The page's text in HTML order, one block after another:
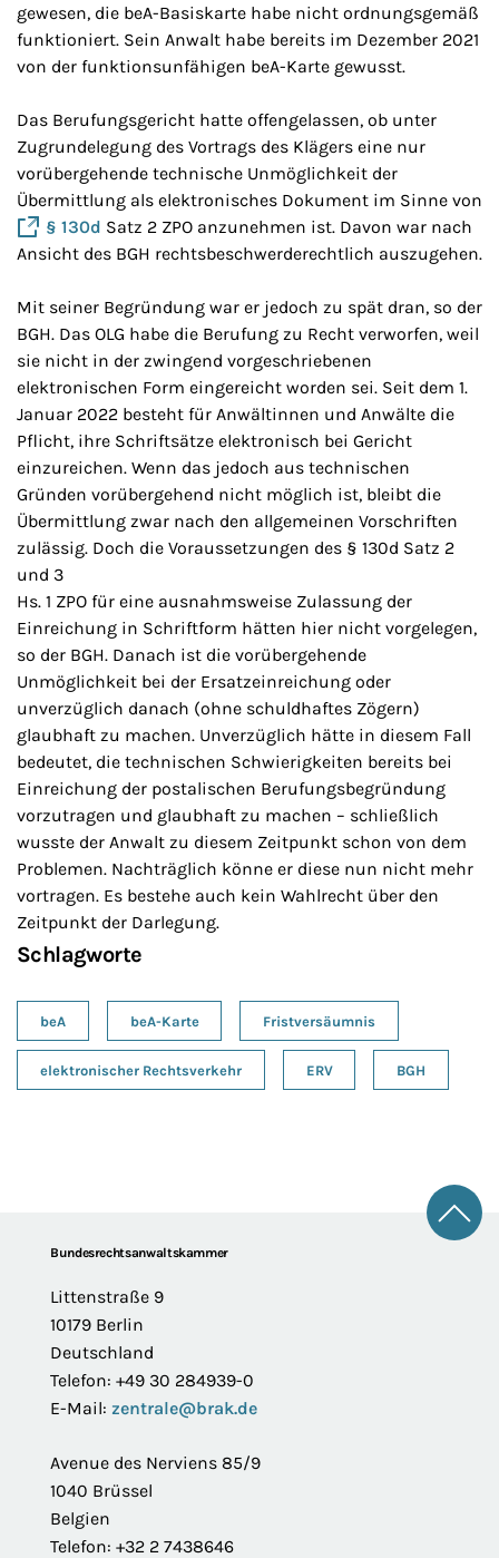
gewesen, die beA-Basiskarte habe nicht ordnungsgemäß
funktioniert. Sein Anwalt habe bereits im Dezember 2021
von der funktionsunfähigen beA-Karte gewusst.
Das Berufungsgericht hatte offengelassen, ob unter
Zugrundelegung des Vortrags des Klägers eine nur
vorübergehende technische Unmöglichkeit der
Übermittlung als elektronisches Dokument im Sinne von
§ 130d Satz 2 ZPO anzunehmen ist. Davon war nach
Ansicht des BGH rechtsbeschwerderechtlich auszugehen.
Mit seiner Begründung war er jedoch zu spät dran, so der
BGH. Das OLG habe die Berufung zu Recht verworfen, weil
sie nicht in der zwingend vorgeschriebenen
elektronischen Form eingereicht worden sei. Seit dem 1.
Januar 2022 besteht für Anwältinnen und Anwälte die
Pflicht, ihre Schriftsätze elektronisch bei Gericht
einzureichen. Wenn das jedoch aus technischen
Gründen vorübergehend nicht möglich ist, bleibt die
Übermittlung zwar nach den allgemeinen Vorschriften
zulässig. Doch die Voraussetzungen des § 130d Satz 2
und 3
Hs. 1 ZPO für eine ausnahmsweise Zulassung der
Einreichung in Schriftform hätten hier nicht vorgelegen,
so der BGH. Danach ist die vorübergehende
Unmöglichkeit bei der Ersatzeinreichung oder
unverzüglich danach (ohne schuldhaftes Zögern)
glaubhaft zu machen. Unverzüglich hätte in diesem Fall
bedeutet, die technischen Schwierigkeiten bereits bei
Einreichung der postalischen Berufungsbegründung
vorzutragen und glaubhaft zu machen – schließlich
wusste der Anwalt zu diesem Zeitpunkt schon von dem
Problemen. Nachträglich könne er diese nun nicht mehr
vortragen. Es bestehe auch kein Wahlrecht über den
Zeitpunkt der Darlegung.
Schlagworte
beA beA-Karte Fristversäumnis
elektronischer Rechtsverkehr ERV BGH
FooterBundesrechtsanwaltskammer
Littenstraße 9
10179 Berlin
Deutschland
Telefon: +49 30 284939-0
E-Mail: zentrale@brak.de
Avenue des Nerviens 85/9
1040 Brüssel
Belgien
Telefon: +32 2 7438646